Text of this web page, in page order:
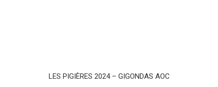
LES PIGIÈRES 2024 – GIGONDAS AOC